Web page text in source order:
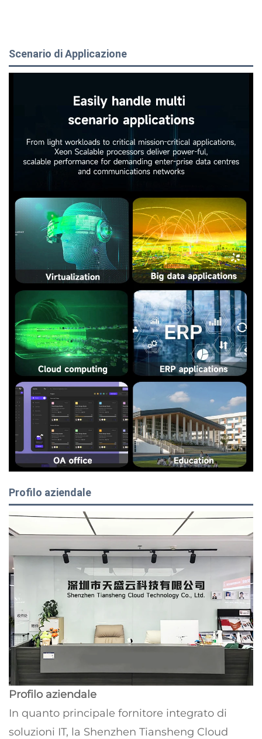
Scenario di Applicazione
Profilo aziendale
Profilo aziendale
In quanto principale fornitore integrato di
soluzioni IT, la Shenzhen Tiansheng Cloud